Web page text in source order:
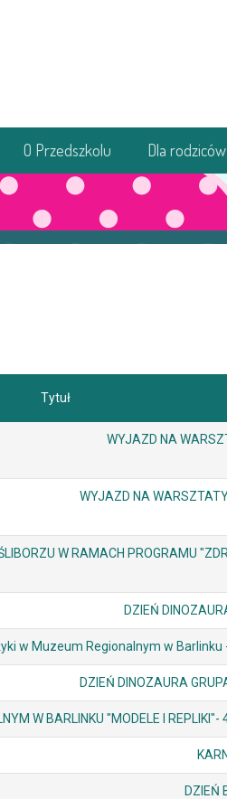
O Przedszkolu Dla rodziców
Tytuł
WYJAZD NA
WYJAZD NA
W RAMACH PROGRAMU
DZIEŃ
w Muzeum Regionalnym w Barlinku
DZIEŃ DINOZAURA
W BARLINKU "MODELE I REPLIKI"-
DZIEŃ